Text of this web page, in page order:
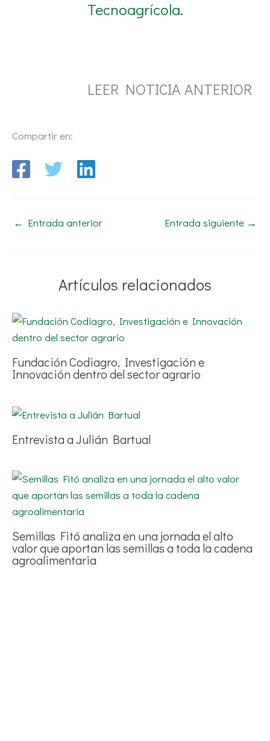
Tecnoagrícola.
LEER NOTICIA ANTERIOR
Compartir en:
← Entrada anterior Entrada siguiente →
Artículos relacionados
Fundación Codiagro, Investigación e
Innovación dentro del sector agrario
Entrevista a Julián Bartual
Semillas Fitó analiza en una jornada el alto
valor que aportan las semillas a toda la cadena
agroalimentaria